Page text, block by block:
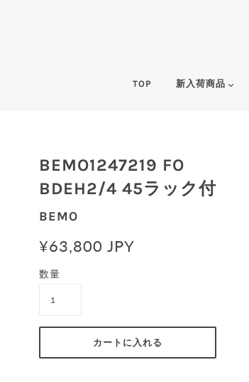
TOP 新入荷商品
BEMO1247219 FO
BDEH2/4 45ラック付
BEMO
¥63,800 JPY
数量